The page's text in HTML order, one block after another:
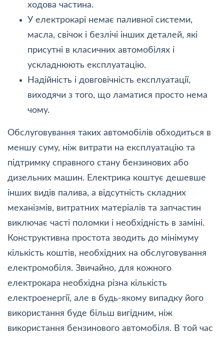
ходова частина.
У електрокарі немає паливної системи,
масла, свічок і безлічі інших деталей, які
присутні в класичних автомобілях і
ускладнюють експлуатацію.
Надійність і довговічність експлуатації,
виходячи з того, що ламатися просто нема
чому.
Обслуговування таких автомобілів обходиться в
меншу суму, ніж витрати на експлуатацію та
підтримку справного стану бензинових або
дизельних машин. Електрика коштує дешевше
інших видів палива, а відсутність складних
механізмів, витратних матеріалів та запчастин
виключає часті поломки і необхідність в заміні.
Конструктивна простота зводить до мінімуму
кількість коштів, необхідних на обслуговування
електромобіля. Звичайно, для кожного
електрокара необхідна різна кількість
електроенергії, але в будь-якому випадку його
використання буде більш вигідним, ніж
використання бензинового автомобіля. В той час